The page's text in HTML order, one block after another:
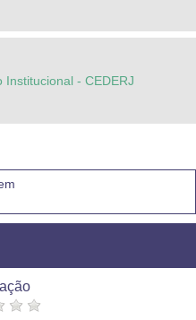
Institucional - CEDERJ